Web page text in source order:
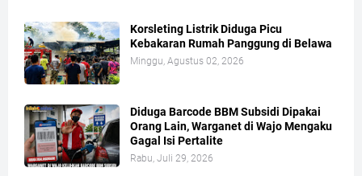
Korsleting Listrik Diduga Picu
Kebakaran Rumah Panggung di Belawa
Minggu, Agustus 02, 2026
Diduga Barcode BBM Subsidi Dipakai
Orang Lain, Warganet di Wajo Mengaku
Gagal Isi Pertalite
Rabu, Juli 29, 2026